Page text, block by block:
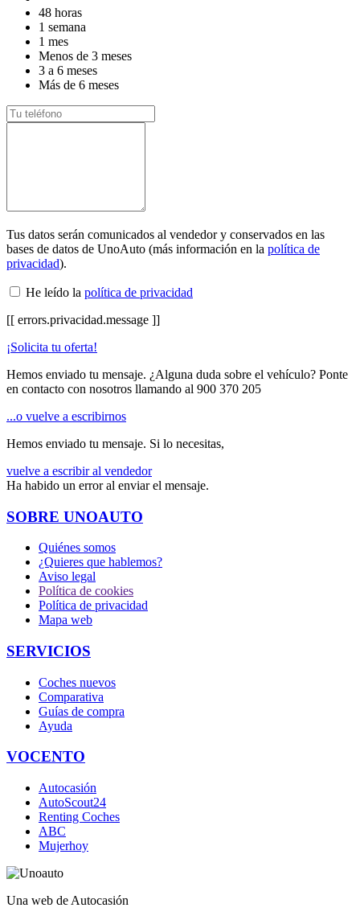
48 horas
1 semana
1 mes
Menos de 3 meses
3 a 6 meses
Más de 6 meses
Tus datos serán comunicados al vendedor y conservados en las
bases de datos de UnoAuto (más información en la política de
privacidad).
He leído la política de privacidad
[[ errors.privacidad.message ]]
¡Solicita tu oferta!
Hemos enviado tu mensaje. ¿Alguna duda sobre el vehículo? Ponte
en contacto con nosotros llamando al 900 370 205
...o vuelve a escribirnos
Hemos enviado tu mensaje. Si lo necesitas,
vuelve a escribir al vendedor
Ha habido un error al enviar el mensaje.
SOBRE UNOAUTO
Quiénes somos
¿Quieres que hablemos?
Aviso legal
Política de cookies
Política de privacidad
Mapa web
SERVICIOS
Coches nuevos
Comparativa
Guías de compra
Ayuda
VOCENTO
Autocasión
AutoScout24
Renting Coches
ABC
Mujerhoy
Una web de Autocasión